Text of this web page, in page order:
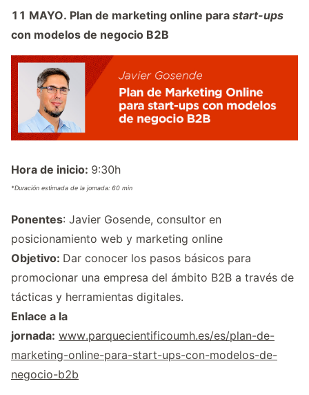
11 MAYO. Plan de marketing online para start-ups
con modelos de negocio B2B
Hora de inicio: 9:30h
*Duración estimada de la jornada: 60 min
Ponentes: Javier Gosende, consultor en
posicionamiento web y marketing online
Objetivo: Dar conocer los pasos básicos para
promocionar una empresa del ámbito B2B a través de
tácticas y herramientas digitales.
Enlace a la
jornada: www.parquecientificoumh.es/es/plan-de-
marketing-online-para-start-ups-con-modelos-de-
negocio-b2b